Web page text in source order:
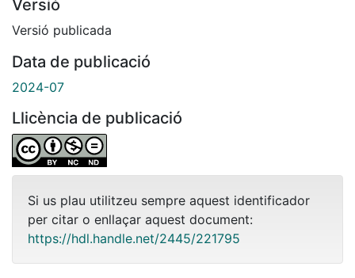
Versió
Versió publicada
Data de publicació
2024-07
Llicència de publicació
Si us plau utilitzeu sempre aquest identificador
per citar o enllaçar aquest document:
https://hdl.handle.net/2445/221795